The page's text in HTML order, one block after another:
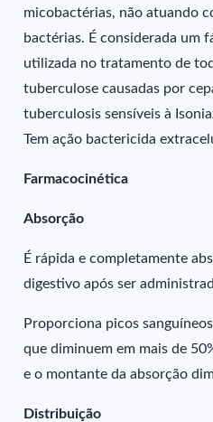
micobactérias, não atuando
bactérias. É considerada um
utilizada no tratamento de
tuberculose causadas por
tuberculosis sensíveis à
Tem ação bactericida
Farmacocinética
Absorção
É rápida e completamente
digestivo após ser
Proporciona picos
que diminuem em mais de
e o montante da absorção
Distribuição